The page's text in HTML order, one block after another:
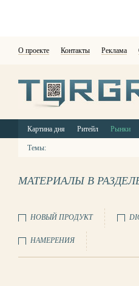
О проекте Контакты Реклама
Картина дня Ритейл Рынки
Темы:
МАТЕРИАЛЫ В
НОВЫЙ ПРОДУКТ
НАМЕРЕНИЯ